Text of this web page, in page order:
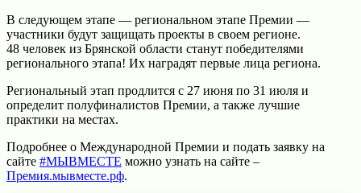
В следующем этапе — региональном этапе Премии —
участники будут защищать проекты в своем регионе.
48 человек из Брянской области станут победителями
регионального этапа! Их наградят первые лица региона.
Региональный этап продлится с 27 июня по 31 июля и
определит полуфиналистов Премии, а также лучшие
практики на местах.
Подробнее о Международной Премии и подать заявку на
сайте #МЫВМЕСТЕ можно узнать на сайте –
Премия.мывместе.рф.